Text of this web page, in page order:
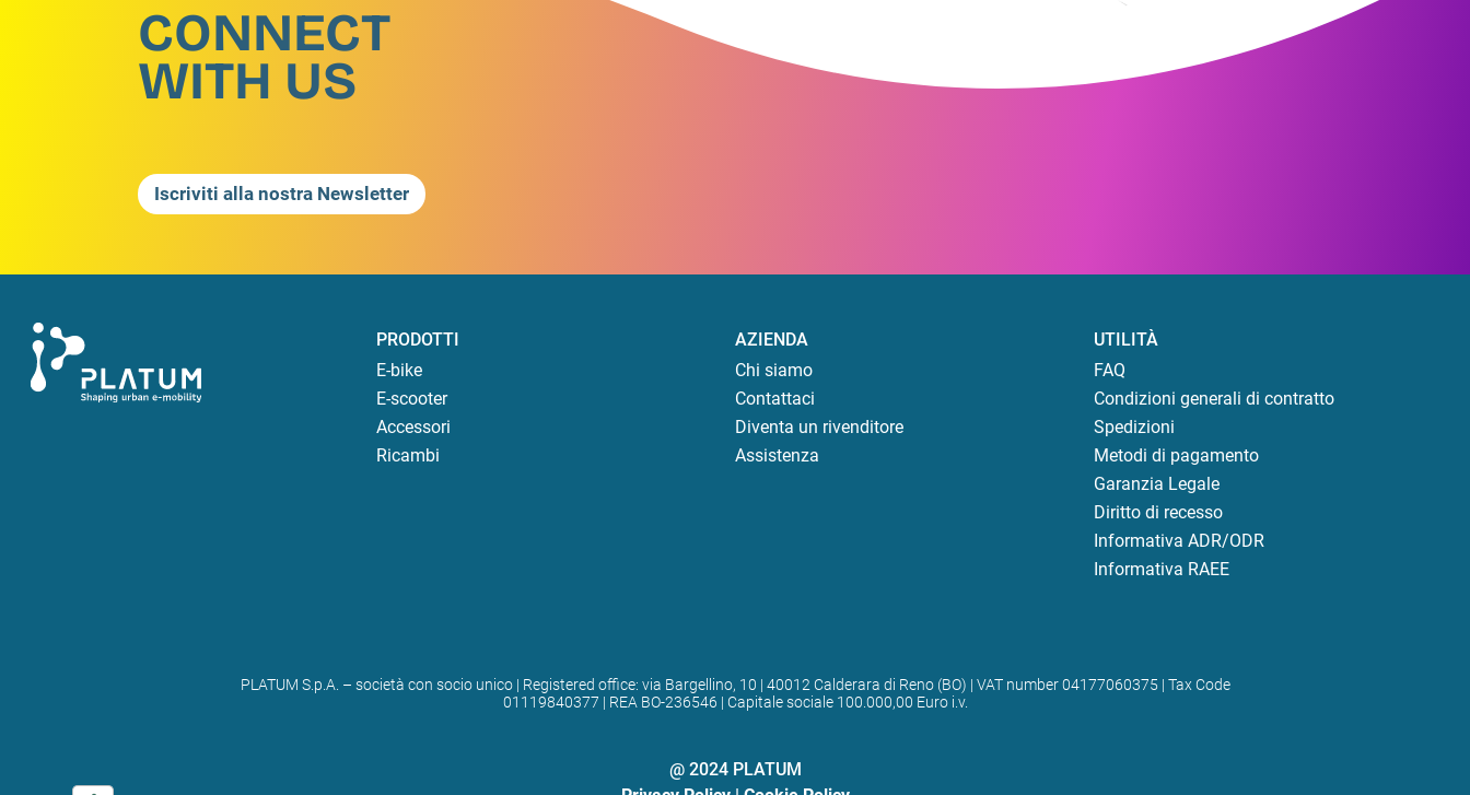
CONNECT
WITH US
Iscriviti alla nostra Newsletter
PRODOTTI
E-bike
E-scooter
Accessori
Ricambi
AZIENDA
Chi siamo
Contattaci
Diventa un rivenditore
Assistenza
UTILITÀ
FAQ
Condizioni generali di contratto
Spedizioni
Metodi di pagamento
Garanzia Legale
Diritto di recesso
Informativa ADR/ODR
Informativa RAEE
PLATUM S.p.A. – società con socio unico | Registered office: via Bargellino, 10 | 40012 Calderara di Reno (BO) | VAT number 04177060375 | Tax Code
01119840377 | REA BO-236546 | Capitale sociale 100.000,00 Euro i.v.
@ 2024 PLATUM